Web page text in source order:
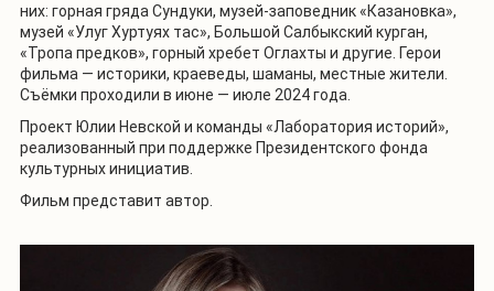
них: горная гряда Сундуки, музей-заповедник «Казановка»,
музей «Улуг Хуртуях тас», Большой Салбыкский курган,
«Тропа предков», горный хребет Оглахты и другие. Герои
фильма — историки, краеведы, шаманы, местные жители.
Съёмки проходили в июне — июле 2024 года.
Проект Юлии Невской и команды «Лаборатория историй»,
реализованный при поддержке Президентского фонда
культурных инициатив.
Фильм представит автор.